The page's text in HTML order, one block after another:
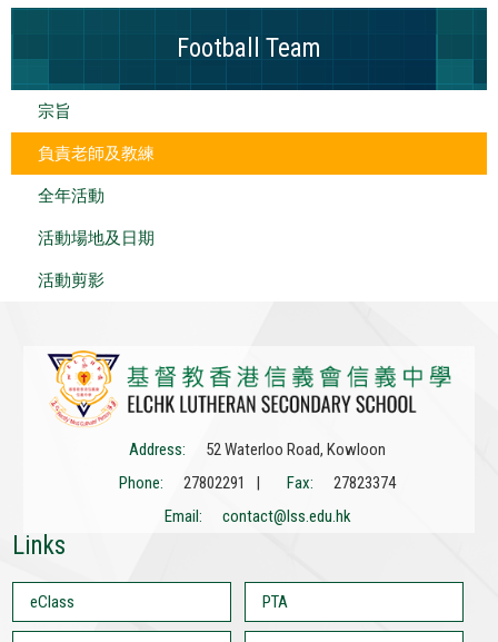
Football Team
宗旨
負責老師及教練
全年活動
活動場地及日期
活動剪影
Address:
52 Waterloo Road, Kowloon
Phone:
27802291 | Fax:
27823374
Email:
contact@lss.edu.hk
Links
eClass PTA